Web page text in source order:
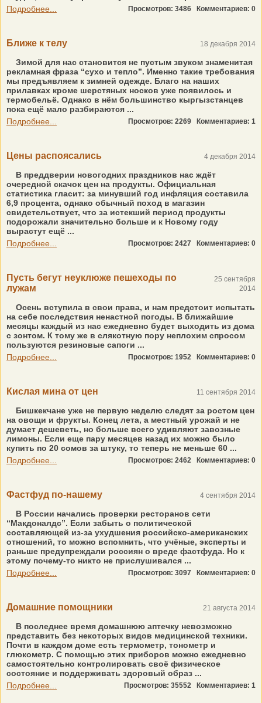
Подробнее...
Просмотров: 3486 Комментариев: 0
Ближе к телу 18 декабря 2014
Зимой для нас становится не пустым звуком знаменитая
рекламная фраза “сухо и тепло”. Именно такие требования
мы предъявляем к зимней одежде. Благо на наших
прилавках кроме шерстяных носков уже появилось и
термобельё. Однако в нём большинство кыргызстанцев
пока ещё мало разбираются ...
Подробнее...
Просмотров: 2269 Комментариев: 1
Цены распоясались 4 декабря 2014
В преддверии новогодних праздников нас ждёт
очередной скачок цен на продукты. Официальная
статистика гласит: за минувший год инфляция составила
6,9 процента, однако обычный поход в магазин
свидетельствует, что за истекший период продукты
подорожали значительно больше и к Новому году
вырастут ещё ...
Подробнее...
Просмотров: 2427 Комментариев: 0
Пусть бегут неуклюже пешеходы по
лужам
25 сентября
2014
Осень вступила в свои права, и нам предстоит испытать
на себе последствия ненастной погоды. В ближайшие
месяцы каждый из нас ежедневно будет выходить из дома
с зонтом. К тому же в слякотную пору неплохим спросом
пользуются резиновые сапоги ...
Подробнее...
Просмотров: 1952 Комментариев: 0
Кислая мина от цен 11 сентября 2014
Бишкекчане уже не первую неделю следят за ростом цен
на овощи и фрукты. Конец лета, а местный урожай и не
думает дешеветь, но больше всего удивляют завозные
лимоны. Если еще пару месяцев назад их можно было
купить по 20 сомов за штуку, то теперь не меньше 60 ...
Подробнее...
Просмотров: 2462 Комментариев: 0
Фастфуд по-нашему 4 сентября 2014
В России начались проверки ресторанов сети
“Макдоналдс”. Если забыть о политической
составляющей из-за ухудшения российско-американских
отношений, то можно вспомнить, что учёные, эксперты и
раньше предупреждали россиян о вреде фастфуда. Но к
этому почему-то никто не прислушивался ...
Подробнее...
Просмотров: 3097 Комментариев: 0
Домашние помощники 21 августа 2014
В последнее время домашнюю аптечку невозможно
представить без некоторых видов медицинской техники.
Почти в каждом доме есть термометр, тонометр и
глюкометр. С помощью этих приборов можно ежедневно
самостоятельно контролировать своё физическое
состояние и поддерживать здоровый образ ...
Подробнее...
Просмотров: 35552 Комментариев: 1